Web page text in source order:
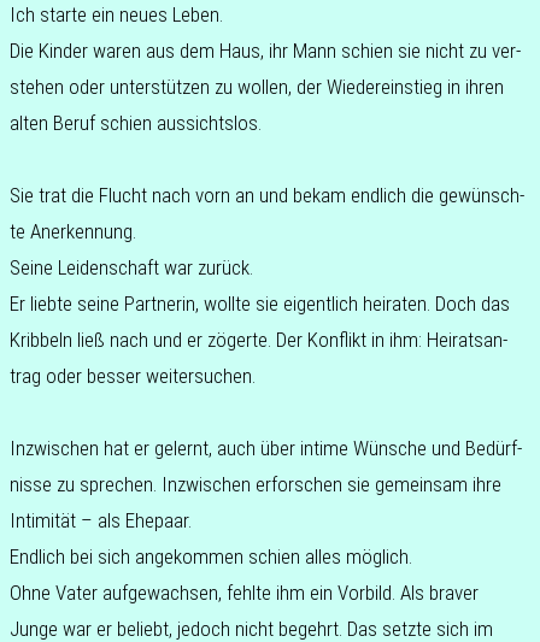
Ich starte ein neues Leben.
Die Kinder waren aus dem Haus, ihr Mann schien sie nicht zu ver­
ste­hen oder unter­stüt­zen zu wollen, der Wie­der­ein­stieg in ihren
alten Beruf schien aus­sichts­los.
Sie trat die Flucht nach vorn an und bekam end­lich die gewünsch­
te Anerkennung.
Seine Lei­den­schaft war zurück.
Er liebte seine Part­ne­rin, wollte sie eigent­lich hei­ra­ten. Doch das
Krib­beln ließ nach und er zöger­te. Der Kon­flikt in ihm: Hei­rats­an­
trag oder besser weitersuchen.
Inzwi­schen hat er gelernt, auch über intime Wün­sche und Bedürf­
nis­se zu spre­chen. Inzwi­schen erfor­schen sie gemein­sam ihre
Inti­mi­tät – als Ehepaar.
End­lich bei sich ange­kom­men schien alles möglich.
Ohne Vater auf­ge­wach­sen, fehlte ihm ein Vor­bild. Als braver
Junge war er beliebt, jedoch nicht begehrt. Das setzte sich im